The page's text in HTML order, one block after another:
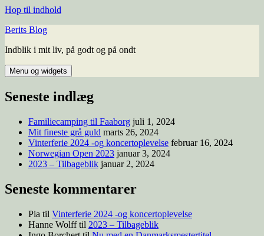
Hop til indhold
Berits Blog
Indblik i mit liv, på godt og på ondt
Menu og widgets
Seneste indlæg
Familiecamping til Faaborg juli 1, 2024
Mit fineste grå guld marts 26, 2024
Vinterferie 2024 -og koncertoplevelse februar 16, 2024
Norwegian Open 2023 januar 3, 2024
2023 – Tilbageblik januar 2, 2024
Seneste kommentarer
Pia til Vinterferie 2024 -og koncertoplevelse
Hanne Wolfftil 2023 – Tilbageblik